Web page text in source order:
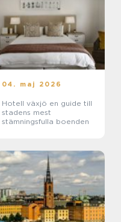
04. maj 2026
Hotell växjö en guide till
stadens mest
stämningsfulla boenden